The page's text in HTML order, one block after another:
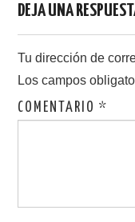
DEJA UNA
Tu dirección de
Los campos
COMENTARIO*